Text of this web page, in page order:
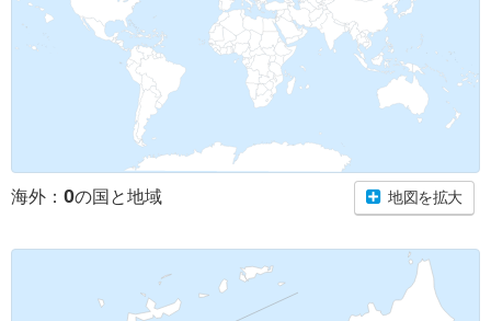
海外： 0の国と地域 地図を拡大